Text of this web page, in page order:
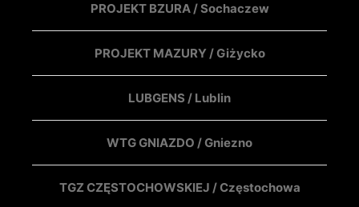
PROJEKT BZURA / Sochaczew
PROJEKT MAZURY / Giżycko
LUBGENS / Lublin
WTG GNIAZDO / Gniezno
TGZ CZĘSTOCHOWSKIEJ / Częstochowa